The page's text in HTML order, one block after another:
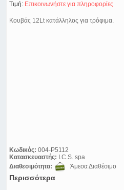
Τιμή: Eπικοινωνήστε για πληροφορίες
Κουβάς 12Lt κατάλληλος για τρόφιμα.
Κωδικός: 004-P5112
Κατασκευαστής: I.C.S. spa
Διαθεσιμότητα:
Άμεσα Διαθέσιμο
Περισσότερα